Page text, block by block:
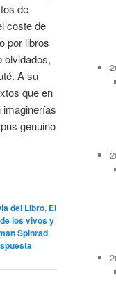
de
coste de
por libros
olvidados,
A su
que en
genuino
del Libro, El
los vivos y
Spinrad,